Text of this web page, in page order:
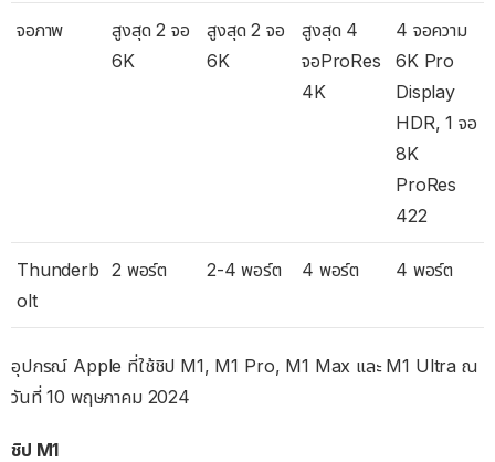
จอภาพ
สูงสุด 2 จอ
6K
สูงสุด 2 จอ
6K
สูงสุด 4
จอProRes
4K
4 จอความ
6K Pro
Display
HDR, 1 จอ
8K
ProRes
422
Thunderb
olt
2 พอร์ต 2-4 พอร์ต 4 พอร์ต 4 พอร์ต
อุปกรณ์ Apple ที่ใช้ชิป M1, M1 Pro, M1 Max และ M1 Ultra ณ
วันที่ 10 พฤษภาคม 2024
ชิป M1